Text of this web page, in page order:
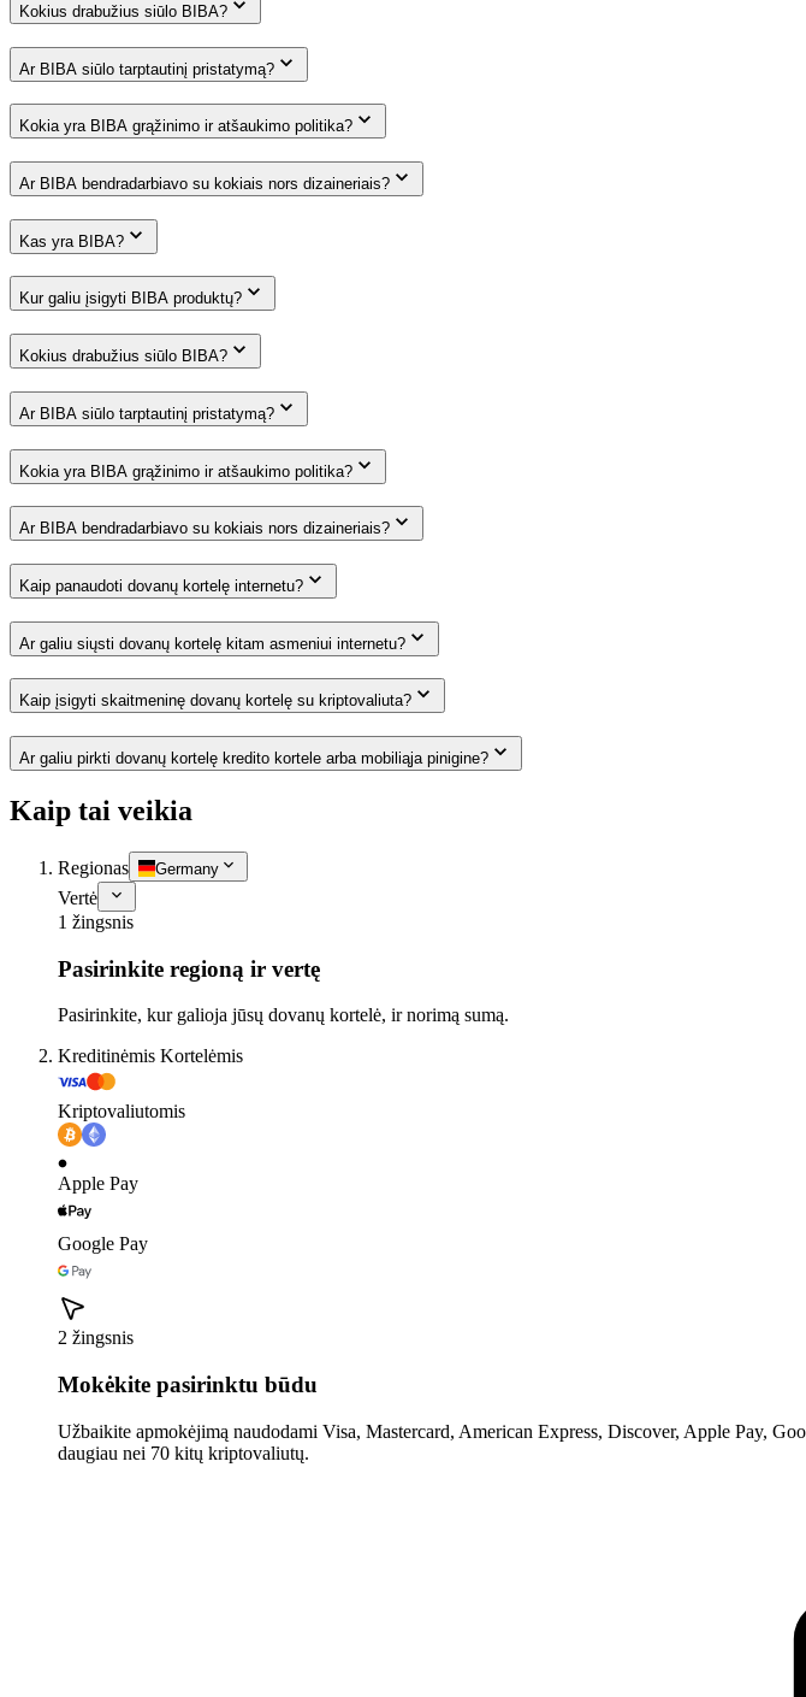
Kokius drabužius siūlo BIBA?
Ar BIBA siūlo tarptautinį pristatymą?
Kokia yra BIBA grąžinimo ir atšaukimo politika?
Ar BIBA bendradarbiavo su kokiais nors dizaineriais?
Kas yra BIBA?
Kur galiu įsigyti BIBA produktų?
Kokius drabužius siūlo BIBA?
Ar BIBA siūlo tarptautinį pristatymą?
Kokia yra BIBA grąžinimo ir atšaukimo politika?
Ar BIBA bendradarbiavo su kokiais nors dizaineriais?
Kaip panaudoti dovanų kortelę internetu?
Ar galiu siųsti dovanų kortelę kitam asmeniui internetu?
Kaip įsigyti skaitmeninę dovanų kortelę su kriptovaliuta?
Ar galiu pirkti dovanų kortelę kredito kortele arba mobiliąja pinigine?
Kaip tai veikia
Regionas Germany
Vertė
1 žingsnis
Pasirinkite regioną ir vertę
Pasirinkite, kur galioja jūsų dovanų kortelė, ir norimą sumą.
Kreditinėmis Kortelėmis
Kriptovaliutomis
Apple Pay
Google Pay
2 žingsnis
Mokėkite pasirinktu būdu
Užbaikite apmokėjimą naudodami Visa, Mastercard, American Express, Discover, Apple Pay,
daugiau nei 70 kitų kriptovaliutų.